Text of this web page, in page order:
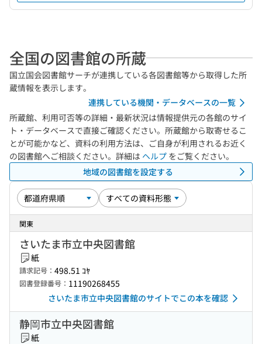
全国の図書館の所蔵
国立国会図書館サーチが連携している各図書館等から取得した所
蔵情報を表示します。
連携している機関・データベースの一覧
所蔵館、利用可否等の詳細・最新状況は情報提供元の各館のサイ
ト・データベースで直接ご確認ください。所蔵館から取寄せるこ
とが可能かなど、資料の利用方法は、ご自身が利用されるお近く
の図書館へご相談ください。詳細は ヘルプ をご覧ください。
地域の図書館を設定する
関東
さいたま市立中央図書館
紙
請求記号： 498.51 ｺﾔ
図書登録番号： 11190268455
さいたま市立中央図書館のサイトでこの本を確認
静岡市立中央図書館
紙